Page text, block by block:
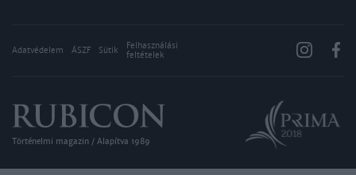
Adatvédelem ÁSZF Sütik
Felhasználási
feltételek
Történelmi magazin / Alapítva 1989